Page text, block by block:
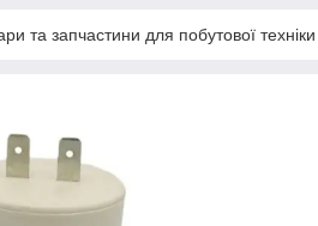
та запчастини для побутової